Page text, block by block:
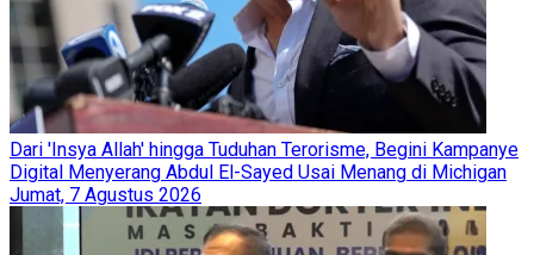
Dari 'Insya Allah' hingga Tuduhan Terorisme, Begini Kampanye
Digital Menyerang Abdul El-Sayed Usai Menang di Michigan
Jumat, 7 Agustus 2026